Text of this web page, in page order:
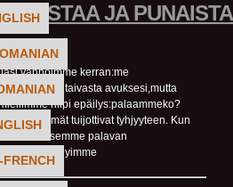
MUSTAA JA PUNAISTA
vannoimme kerran:me
rukoilimme taivasta avuksesi,mutta
hiipi epäilys:palaammeko?
ontot silmät tuijottivat tyhjyyteen. Kun
taaksemme palavan